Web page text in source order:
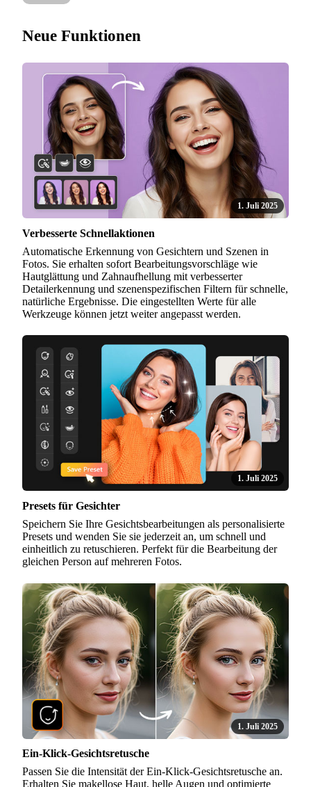
Neue Funktionen
1. Juli 2025
Verbesserte Schnellaktionen
Automatische Erkennung von Gesichtern und Szenen in
Fotos. Sie erhalten sofort Bearbeitungsvorschläge wie
Hautglättung und Zahnaufhellung mit verbesserter
Detailerkennung und szenenspezifischen Filtern für schnelle,
natürliche Ergebnisse. Die eingestellten Werte für alle
Werkzeuge können jetzt weiter angepasst werden.
1. Juli 2025
Presets für Gesichter
Speichern Sie Ihre Gesichtsbearbeitungen als personalisierte
Presets und wenden Sie sie jederzeit an, um schnell und
einheitlich zu retuschieren. Perfekt für die Bearbeitung der
gleichen Person auf mehreren Fotos.
1. Juli 2025
Ein-Klick-Gesichtsretusche
Passen Sie die Intensität der Ein-Klick-Gesichtsretusche an.
Erhalten Sie makellose Haut, helle Augen und optimierte